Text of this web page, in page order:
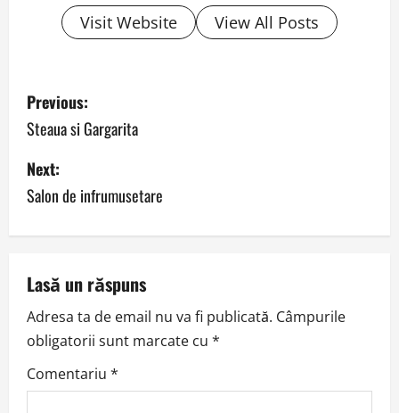
Visit Website View All Posts
P
o
s
t
n
a
v
i
g
Previous:
Steaua si Gargarita
Next:
Salon de infrumusetare
Lasă un răspuns
Adresa ta de email nu va fi publicată. Câmpurile
obligatorii sunt marcate cu *
Comentariu *